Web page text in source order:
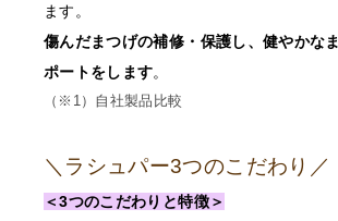
ます。
傷んだまつげの補修・保護し、健やかな
ポートをします。
（※1）自社製品比較
＼ラシュパー3つのこだわり／
＜3つのこだわりと特徴＞